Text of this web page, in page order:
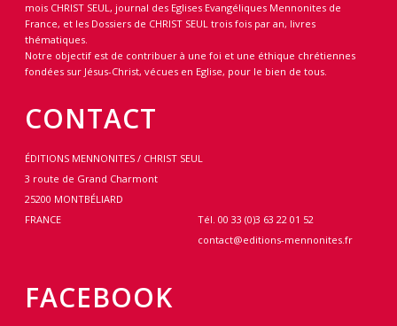
mois CHRIST SEUL, journal des Eglises Evangéliques Mennonites de
France, et les Dossiers de CHRIST SEUL trois fois par an, livres
thématiques.
Notre objectif est de contribuer à une foi et une éthique chrétiennes
fondées sur Jésus-Christ, vécues en Eglise, pour le bien de tous.
CONTACT
ÉDITIONS MENNONITES / CHRIST SEUL
3 route de Grand Charmont
25200 MONTBÉLIARD
FRANCE
Tél. 00 33 (0)3 63 22 01 52
contact@editions-mennonites.fr
FACEBOOK